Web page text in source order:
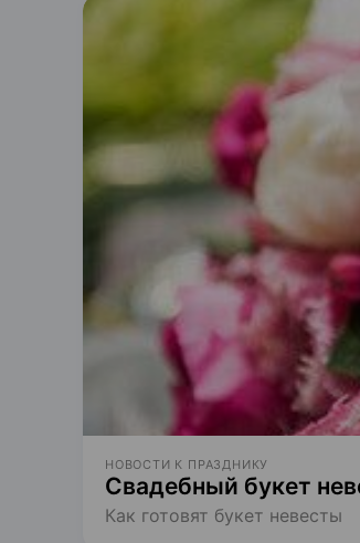
НОВОСТИ К ПРАЗДНИКУ
Свадебный букет
Как готовят букет невесты